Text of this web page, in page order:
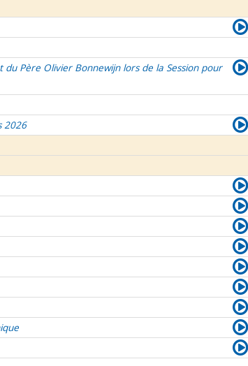
Père Olivier Bonnewijn lors de la Session pour
2026